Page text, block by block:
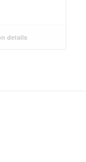
details